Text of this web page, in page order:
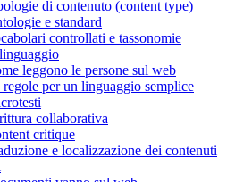
di contenuto (content type)
e standard
controllati e tassonomie
leggono le persone sul web
per un linguaggio semplice
collaborativa
critique
e localizzazione dei contenuti